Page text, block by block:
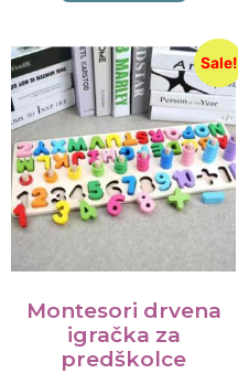
Sale!
Montesori drvena
igračka za
predškolce